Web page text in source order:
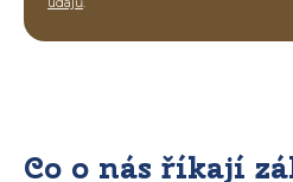
Co o nás říkají